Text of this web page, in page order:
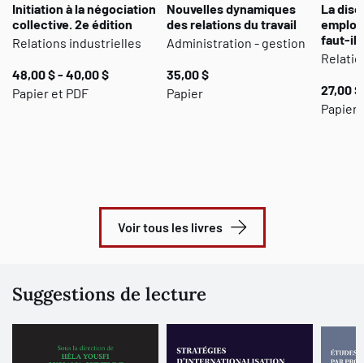
Initiation à la négociation
collective. 2e édition
Relations industrielles
48,00 $ - 40,00 $
Papier et PDF
Nouvelles dynamiques
des relations du travail
Administration - gestion
35,00 $
Papier
La
faut-il
27,00 $
Papier
Voir tous les livres
Suggestions de lecture